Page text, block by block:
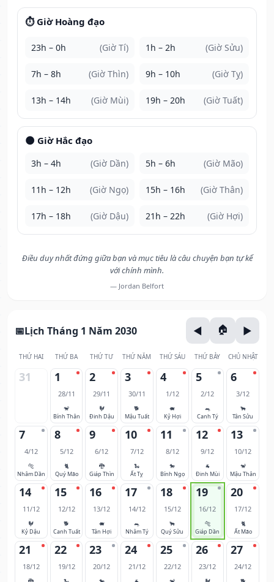
⏱️ Giờ Hoàng đạo
23h – 0h (Giờ Tí) 1h – 2h (Giờ Sửu)
7h – 8h (Giờ Thìn) 9h – 10h (Giờ Tỵ)
13h – 14h (Giờ Mùi) 19h – 20h (Giờ Tuất)
🌑 Giờ Hắc đạo
3h – 4h (Giờ Dần) 5h – 6h (Giờ Mão)
11h – 12h (Giờ Ngọ) 15h – 16h (Giờ Thân)
17h – 18h (Giờ Dậu) 21h – 22h (Giờ Hợi)
Điều duy nhất đứng giữa bạn và mục tiêu là câu chuyện bạn tự kể
với chính mình.
— Jordan Belfort
Lịch Tháng 1 Năm 2030
THỨ HAI THỨ BA THỨ TƯ THỨ NĂM THỨ SÁU THỨ BẢY CHỦ NHẬT
31 1
28/11
🐒
Bính Thân
2
29/11
🐓
Đinh Dậu
3
30/11
🐕
Mậu Tuất
4
1/12
🐖
Kỷ Hợi
5
2/12
🐀
Canh Tý
6
3/12
🐂
Tân Sửu
7
4/12
🐅
Nhâm Dần
8
5/12
🐈
Quý Mão
9
6/12
🐉
Giáp Thìn
10
7/12
🐍
Ất Tỵ
11
8/12
🐎
Bính Ngọ
12
9/12
🐐
Đinh Mùi
13
10/12
🐒
Mậu Thân
14
11/12
🐓
Kỷ Dậu
15
12/12
🐕
Canh Tuất
16
13/12
🐖
Tân Hợi
17
14/12
🐀
Nhâm Tý
18
15/12
🐂
Quý Sửu
19
16/12
🐅
Giáp Dần
20
17/12
🐈
Ất Mão
21
18/12
22
19/12
23
20/12
24
21/12
25
22/12
26
23/12
27
24/12